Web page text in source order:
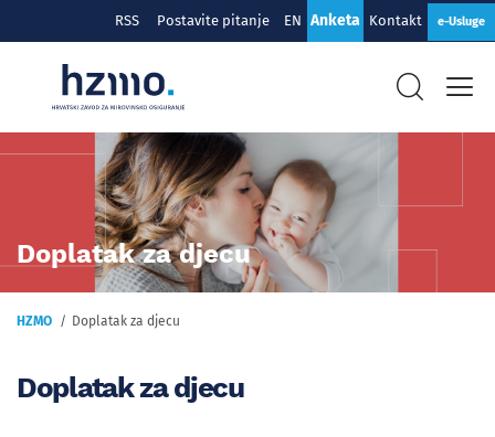
RSS Postavite pitanje EN Anketa Kontakt e-Usluge
Doplatak za djecu
HZMO Doplatak za djecu
Doplatak za djecu